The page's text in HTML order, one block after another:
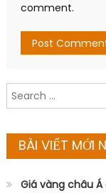
comment.
Search
for:
BÀI VIẾT MỚI
Giá vàng châu